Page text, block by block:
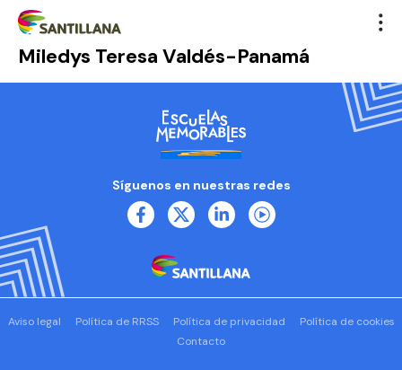
Miledys Teresa Valdés-Panamá
Síguenos en nuestras redes
Aviso legal Política de RRSS Política de privacidad
Política de cookies
Contacto